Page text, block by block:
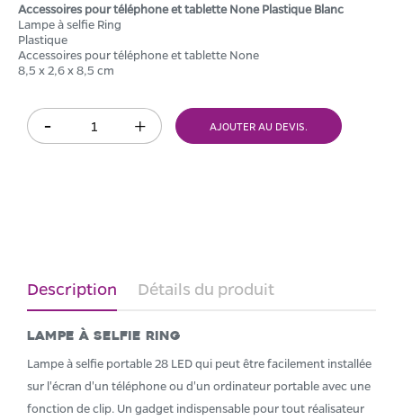
Accessoires pour téléphone et tablette None Plastique Blanc
Lampe à selfie Ring
Plastique
Accessoires pour téléphone et tablette None
8,5 x 2,6 x 8,5 cm
AJOUTER AU DEVIS.
Description Détails du produit
Lampe à selfie Ring
Lampe à selfie portable 28 LED qui peut être facilement installée
sur l'écran d'un téléphone ou d'un ordinateur portable avec une
fonction de clip. Un gadget indispensable pour tout réalisateur